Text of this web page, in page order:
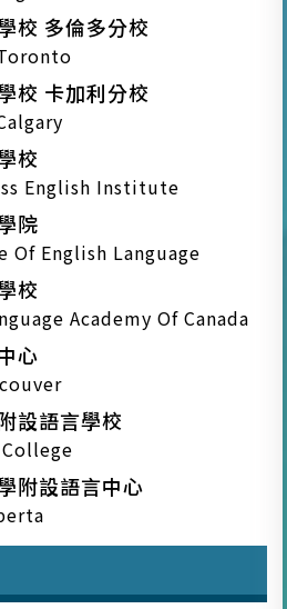
校 多倫多分校
校 卡加利分校
校
English Institute
院
Of English Language
校
Academy Of Canada
心
設語言學校
附設語言中心